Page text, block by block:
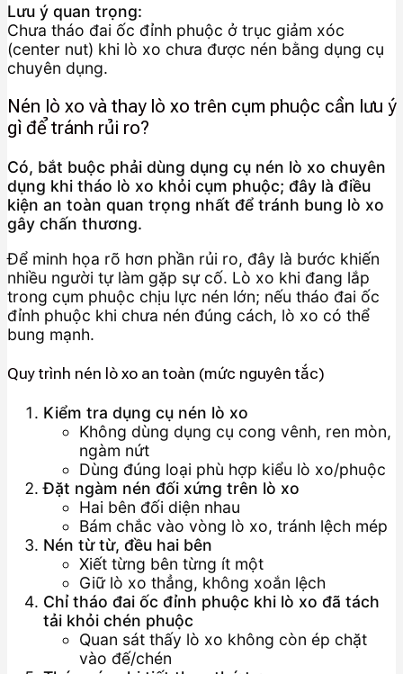
Lưu ý quan trọng:
Chưa tháo đai ốc đỉnh phuộc ở trục giảm xóc
(center nut) khi lò xo chưa được nén bằng dụng cụ
chuyên dụng.
Nén lò xo và thay lò xo trên cụm phuộc cần lưu ý
gì để tránh rủi ro?
Có, bắt buộc phải dùng dụng cụ nén lò xo chuyên
dụng khi tháo lò xo khỏi cụm phuộc; đây là điều
kiện an toàn quan trọng nhất để tránh bung lò xo
gây chấn thương.
Để minh họa rõ hơn phần rủi ro, đây là bước khiến
nhiều người tự làm gặp sự cố. Lò xo khi đang lắp
trong cụm phuộc chịu lực nén lớn; nếu tháo đai ốc
đỉnh phuộc khi chưa nén đúng cách, lò xo có thể
bung mạnh.
Quy trình nén lò xo an toàn (mức nguyên tắc)
Kiểm tra dụng cụ nén lò xo
Không dùng dụng cụ cong vênh, ren mòn,
ngàm nứt
Dùng đúng loại phù hợp kiểu lò xo/phuộc
Đặt ngàm nén đối xứng trên lò xo
Hai bên đối diện nhau
Bám chắc vào vòng lò xo, tránh lệch mép
Nén từ từ, đều hai bên
Xiết từng bên từng ít một
Giữ lò xo thẳng, không xoắn lệch
Chỉ tháo đai ốc đỉnh phuộc khi lò xo đã tách
tải khỏi chén phuộc
Quan sát thấy lò xo không còn ép chặt
vào đế/chén